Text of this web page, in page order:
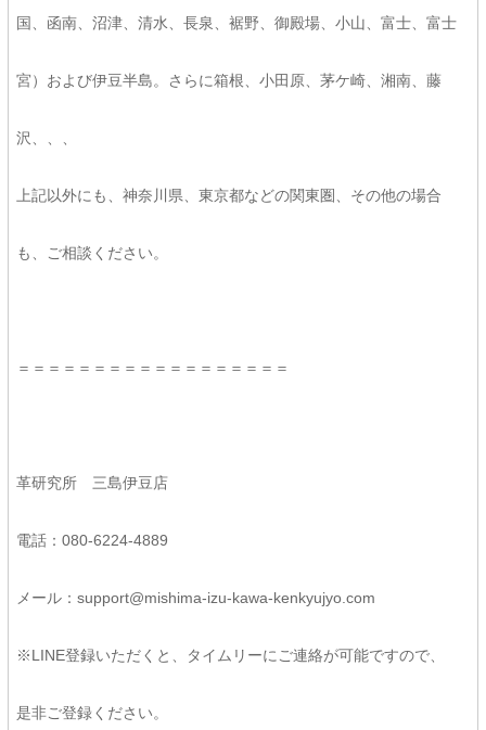
国、函南、沼津、清水、長泉、裾野、御殿場、小山、富士、富士
宮）および伊豆半島。さらに箱根、小田原、茅ケ崎、湘南、藤
沢、、、
上記以外にも、神奈川県、東京都などの関東圏、その他の場合
も、ご相談ください。
＝＝＝＝＝＝＝＝＝＝＝＝＝＝＝＝＝＝
革研究所 三島伊豆店
電話：080-6224-4889
メール：support@mishima-izu-kawa-kenkyujyo.com
※LINE登録いただくと、タイムリーにご連絡が可能ですので、
是非ご登録ください。